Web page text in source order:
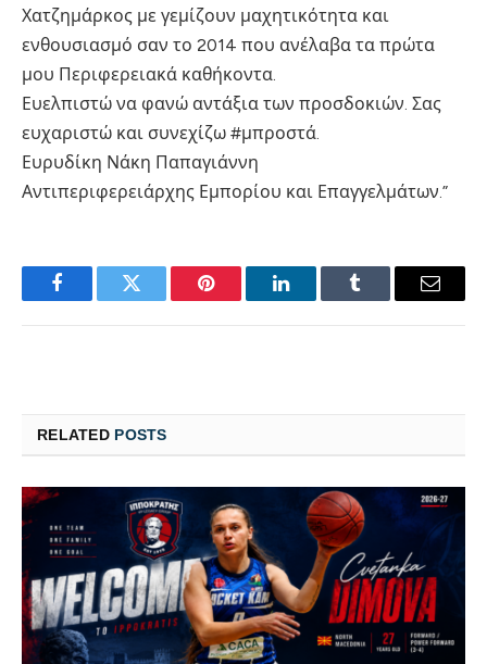
Χατζημάρκος με γεμίζουν μαχητικότητα και
ενθουσιασμό σαν το 2014 που ανέλαβα τα πρώτα
μου Περιφερειακά καθήκοντα.
Ευελπιστώ να φανώ αντάξια των προσδοκιών. Σας
ευχαριστώ και συνεχίζω #μπροστά.
Ευρυδίκη Νάκη Παπαγιάννη
Αντιπεριφερειάρχης Εμπορίου και Επαγγελμάτων.”
FacebookTwitter Pinterest LinkedInTumblr Email
RELATED POSTS